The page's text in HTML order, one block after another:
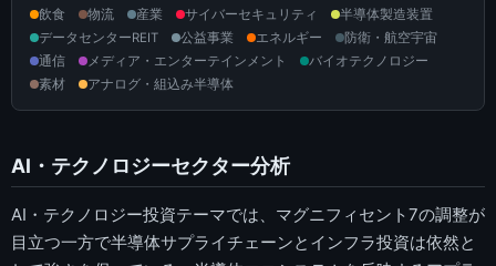
飲食
物流 産業 サイバーセキュリティ
半導体製造装置
データセンターREIT
公益事業 エネルギー
防衛・航空宇宙
通信
メディア・エンターテインメント
バイオテクノロジー
素材
アナログ・組込み半導体
AI・テクノロジーセクター分析
AI・テクノロジー投資テーマでは、マグニフィセント7の調整が
目立つ一方で半導体サプライチェーンとインフラ投資は依然と